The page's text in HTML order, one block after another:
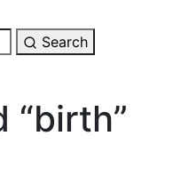
Search
“birth”